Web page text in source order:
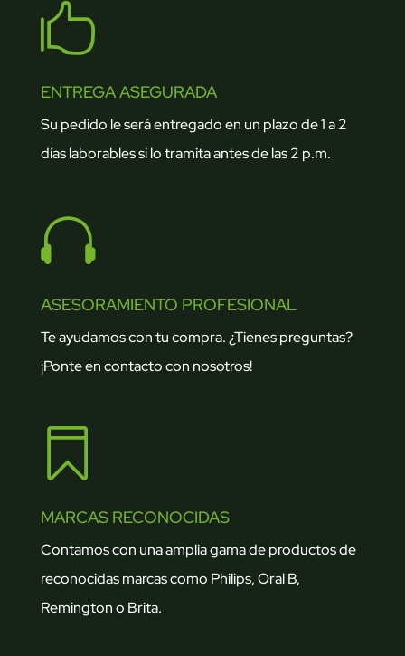

ENTREGA ASEGURADA
Su pedido le será entregado en un plazo de 1 a 2
días laborables si lo tramita antes de las 2 p.m.

ASESORAMIENTO PROFESIONAL
Te ayudamos con tu compra. ¿Tienes preguntas?
¡Ponte en contacto con nosotros!

MARCAS RECONOCIDAS
Contamos con una amplia gama de productos de
reconocidas marcas como Philips, Oral B,
Remington o Brita.